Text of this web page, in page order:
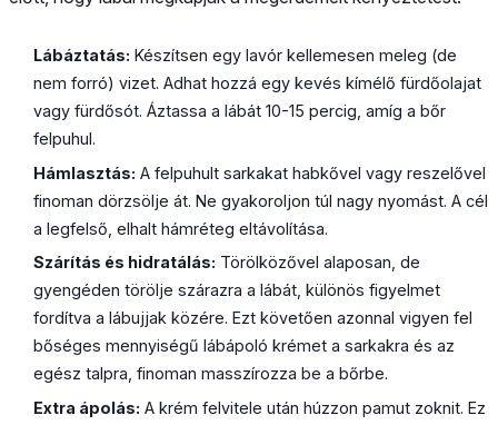
Lábáztatás: Készítsen egy lavór kellemesen meleg (de
nem forró) vizet. Adhat hozzá egy kevés kímélő fürdőolajat
vagy fürdősót. Áztassa a lábát 10-15 percig, amíg a bőr
felpuhul.
Hámlasztás: A felpuhult sarkakat habkővel vagy reszelővel
finoman dörzsölje át. Ne gyakoroljon túl nagy nyomást. A cél
a legfelső, elhalt hámréteg eltávolítása.
Szárítás és hidratálás: Törölközővel alaposan, de
gyengéden törölje szárazra a lábát, különös figyelmet
fordítva a lábujjak közére. Ezt követően azonnal vigyen fel
bőséges mennyiségű lábápoló krémet a sarkakra és az
egész talpra, finoman masszírozza be a bőrbe.
Extra ápolás: A krém felvitele után húzzon pamut zoknit. Ez